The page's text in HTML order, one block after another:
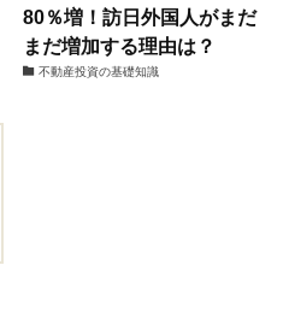
80％増！訪日外国人がまだ
まだ増加する理由は？
不動産投資の基礎知識